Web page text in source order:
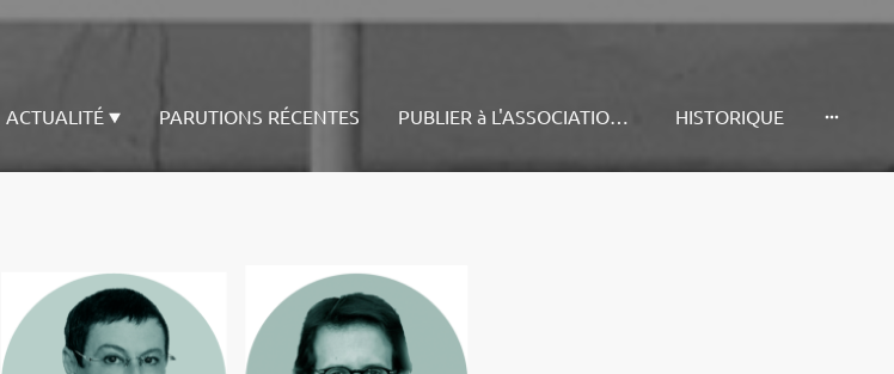
ACTUALITÉ PARUTIONS RÉCENTES PUBLIER à L'ASSOCIATION PUS HISTORIQUE